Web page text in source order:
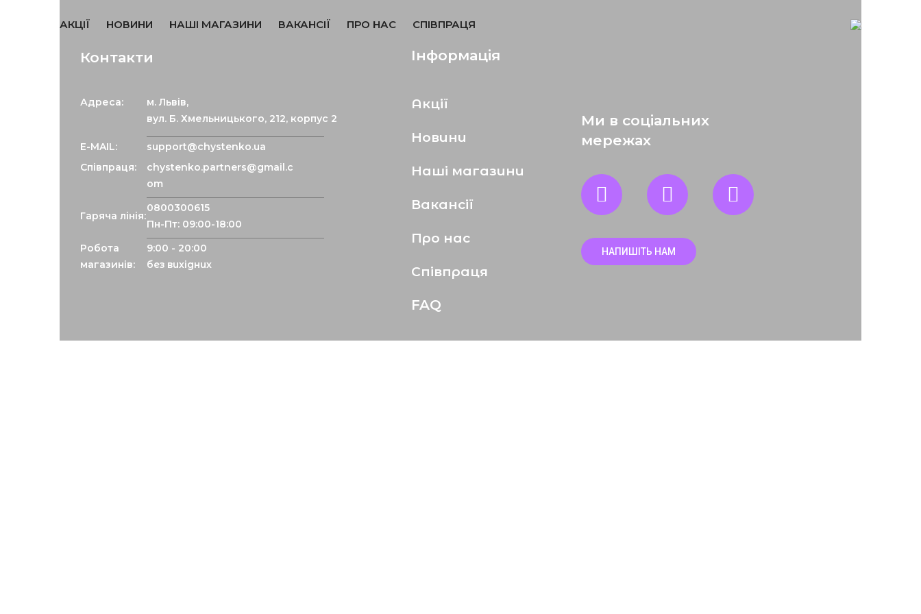
АКЦІЇ НОВИНИ НАШІ МАГАЗИНИ ВАКАНСІЇ ПРО НАС СПІВПРАЦЯ
Контакти
Адреса:
м. Львів,
вул. Б. Хмельницького, 212, корпус 2
E-MAIL:
support@chystenko.ua
Співпраця:
chystenko.partners@gmail.c
om
Гаряча лінія:
0800300615
Робота
магазинів:
9:00 - 20:00
без вихідних
Інформація
Акції
Новини
Наші магазини
Вакансії
Про нас
Співпраця
FAQ
Ми в соціальних
мережах
НАПИШІТЬ НАМ